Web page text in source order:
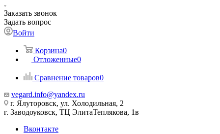
Заказать звонок
Задать вопрос
Войти
Корзина0
Отложенные0
Сравнение товаров0
vegard.info@yandex.ru
г. Ялуторовск, ул. Холодильная, 2
г. Заводоуковск, ​ТЦ Элита​Теплякова, 1в
Вконтакте